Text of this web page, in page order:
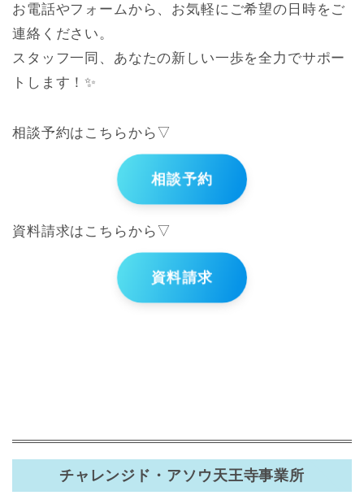
お電話やフォームから、お気軽にご希望の日時をご
連絡ください。
スタッフ一同、あなたの新しい一歩を全力でサポー
トします！✨
相談予約はこちらから▽
相談予約
資料請求はこちらから▽
資料請求
チャレンジド・アソウ天王寺事業所